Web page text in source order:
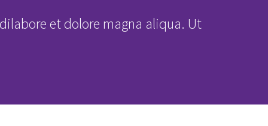
et dolore magna aliqua. Ut